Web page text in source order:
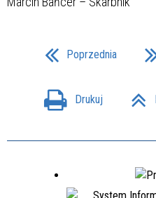
Poprzednia
Drukuj